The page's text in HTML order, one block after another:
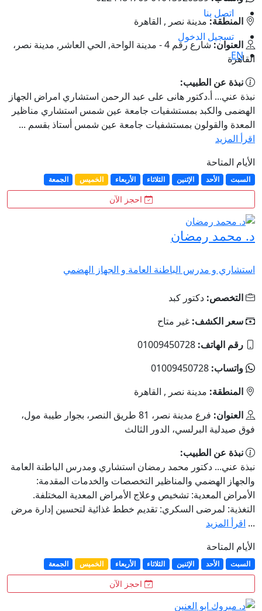
اتصل بنا
تسجيل الدخول
EN
المنطقة: مدينة نصر , القاهرة
العنوان:
شارع رقم 4 - مدينة الواحة, الحي العاشر, مدينة نصر،
القاهرة
نبذة عن الطبيب:
نبذة عني... أ.دكتور هانى على عبد الرحمن استشاري امراض الجهاز
الهضمى والكبد بمستشفيات جامعة عين شمس استشاري مناظير
المعدة والقولون بمستشفيات جامعة عين شمس أستاذ بقسم ...
اقرأ المزيد
الأيام المتاحة
السبت الأحد الإثنين الثلاثاء الأربعاء الخميس الجمعة
احجز الآن
د. محمد رمضان
استشاري و مدرس الباطنة العامة و الجهاز الهضمي
التخصص: دكتور كبد
سعر الكشف: غير متاح
رقم الهاتف: 01009450728
واتساب: 01009450728
المنطقة: مدينة نصر , القاهرة
العنوان:
فرع مدينة نصر، 81 طريق النصر، بجوار طيبة مول،
فوق صيدلية البرلسي، الدور الثالث
نبذة عن الطبيب:
نبذة عني... دكتور محمد رمضان استشاري ومدرس الباطنة العامة
والجهاز الهضمي والمناظير التخصصات والخدمات المقدمة:
الأمراض المعدية: تشخيص وعلاج الأمراض المعدية المختلفة.
التغذية: لمرضى السكري: تقديم خطط غذائية لتحسين إدارة مرض
... اقرأ المزيد
الأيام المتاحة
السبت الأحد الإثنين الثلاثاء الأربعاء الخميس الجمعة
احجز الآن